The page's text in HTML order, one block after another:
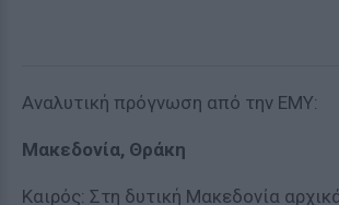
Αναλυτική πρόγνωση από την ΕΜΥ:
Μακεδονία, Θράκη
Καιρός: Στη δυτική Μακεδονία